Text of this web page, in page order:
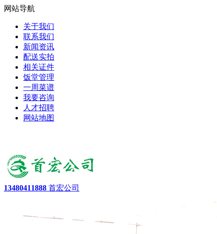
网站导航
关于我们
联系我们
新闻资讯
配送实拍
相关证件
饭堂管理
一周菜谱
我要咨询
人才招聘
网站地图
13480411888 首宏公司